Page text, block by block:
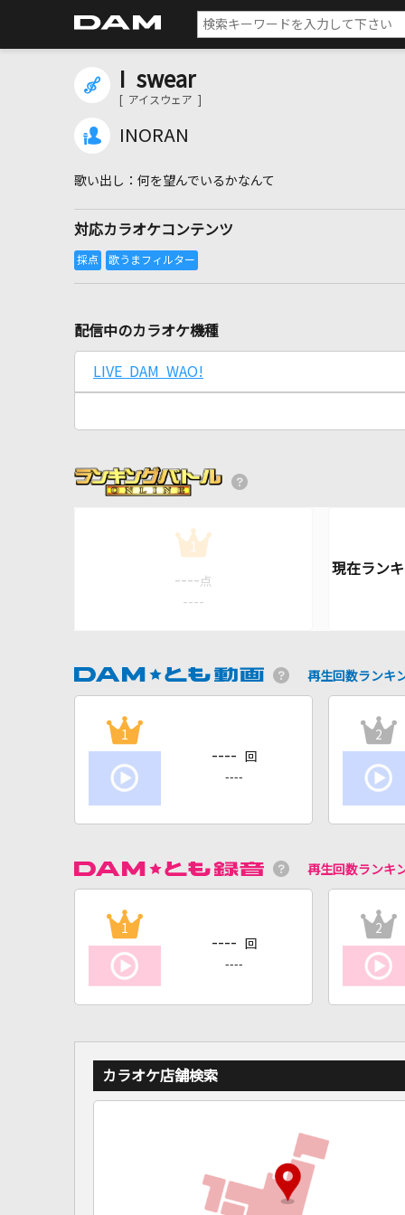
I swear
[ アイスウェア ]
INORAN
何を望んでいるかなんて
対応カラオケコンテンツ
配信中のカラオケ機種
LIVE DAM WAO!
1
---- 点
----
再生回数ランキ
1
---- 回
----
2
再生回数ランキ
1
---- 回
----
2
カラオケ店舗検索